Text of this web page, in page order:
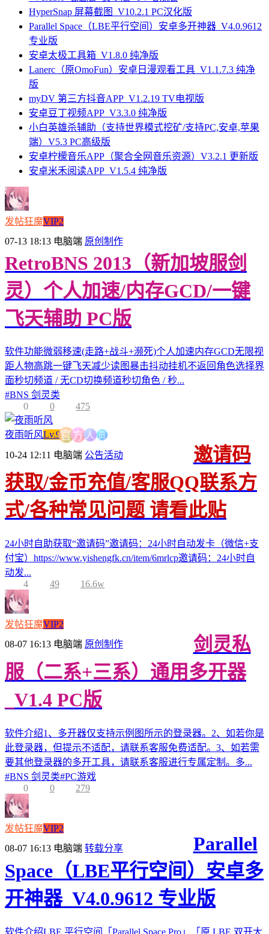
HyperSnap 屏幕截图_V10.2.1 PC汉化版
Parallel Space（LBE平行空间）安卓多开神器_V4.0.9612
专业版
安卓太极工具箱_V1.8.0 纯净版
Lanerc（原OmoFun）安卓日漫观看工具_V1.1.7.3 纯净
版
myDV 第三方抖音APP_V1.2.19 TV电视版
安卓豆丁视频APP_V3.3.0 纯净版
小白英雄杀辅助（支持世界模式挖矿/支持PC,安卓,苹果
端）V5.3 PC高级版
安卓柠檬音乐APP（聚合全网音乐资源）V3.2.1 更新版
安卓米禾阅读APP_V1.5.4 纯净版
发帖狂魔VIP2
07-13 18:13 电脑端 原创制作
RetroBNS 2013（新加坡服剑
灵）个人加速/内存GCD/一键
飞天辅助 PC版
软件功能微弱移速(走路+战斗+濒死)个人加速内存GCD无限视
距人物高跳一键飞天减少读图暴击抖动挂机不返回角色选择界
面秒切频道 / 无CD切换频道秒切角色 / 秒...
#BNS 剑灵类
0
0 475
夜雨听风Lv.9官 方人员
10-24 12:11 电脑端 公告活动
邀请码
获取/金币充值/客服QQ联系方
式/各种常见问题 请看此贴
24小时自助获取“邀请码”邀请码：24小时自动发卡（微信+支
付宝）https://www.yishengfk.cn/item/6mrlcp邀请码：24小时自
动发...
4
49 16.6w
发帖狂魔VIP2
08-07 16:13 电脑端 原创制作
剑灵私
服（二系+三系）通用多开器
_V1.4 PC版
软件介绍1、多开器仅支持示例图所示的登录器。2、如若你是
此登录器，但提示不适配，请联系客服免费适配。3、如若需
要其他登录器的多开工具，请联系客服进行专属定制。多...
#BNS 剑灵类#PC游戏
0
0 279
发帖狂魔VIP2
08-07 16:13 电脑端 转载分享
Parallel
Space（LBE平行空间）安卓多
开神器_V4.0.9612 专业版
软件介绍LBE 平行空间「Parallel Space Pro」「原 LBE 双开大